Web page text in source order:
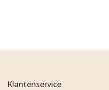
Klantenservice